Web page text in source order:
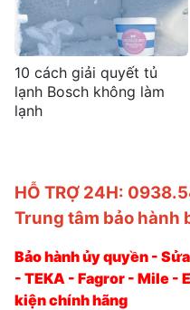
10 cách giải quyết tủ
lạnh Bosch không làm
lạnh
HỖ TRỢ 24H:
Trung tâm bảo hành
Bảo hành ủy quyền -
- TEKA - Fagror - Mile -
kiện chính hãng